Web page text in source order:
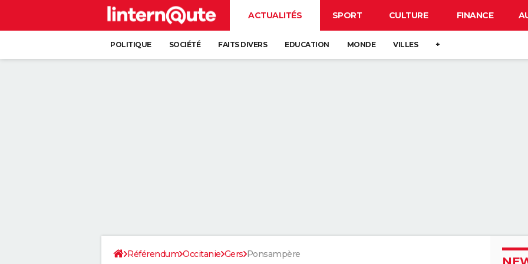
ACTUALITÉS SPORT CULTURE FINANCE
POLITIQUE SOCIÉTÉ FAITS DIVERS EDUCATION MONDE VILLES +
Référendum Occitanie Gers Ponsampère